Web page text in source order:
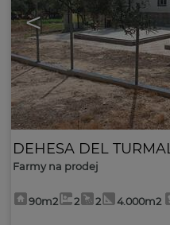
<
DEHESA DEL TURMAL
Farmy na prodej
90m2 2 2 4.000m2